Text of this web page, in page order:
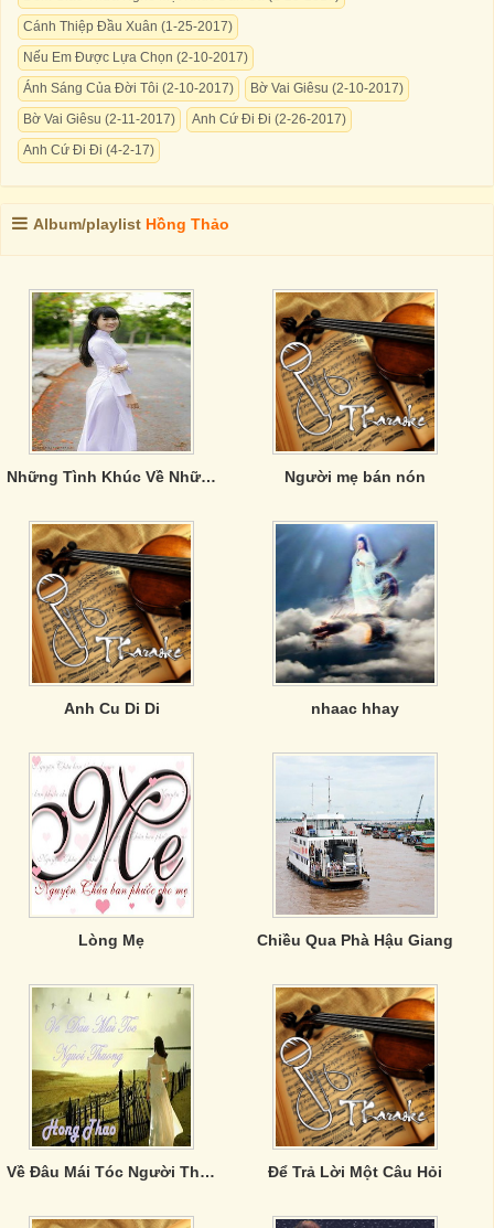
Cánh Thiệp Đầu Xuân (1-25-2017)
Nếu Em Được Lựa Chọn (2-10-2017)
Ánh Sáng Của Đời Tôi (2-10-2017)
Bờ Vai Giêsu (2-10-2017)
Bờ Vai Giêsu (2-11-2017)
Anh Cứ Đi Đi (2-26-2017)
Anh Cứ Đi Đi (4-2-17)
Album/playlist Hồng Thảo
Những Tình Khúc Về Những Chiếc Cầu Người mẹ bán nón
Anh Cu Di Di nhaac hhay
Lòng Mẹ Chiều Qua Phà Hậu Giang
Về Đâu Mái Tóc Người Thương Để Trả Lời Một Câu Hỏi